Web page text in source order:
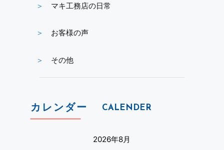
マキ工務店の日常
お客様の声
その他
カレンダー CALENDER
2026年8月